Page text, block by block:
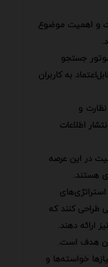
و اهمیت موضوع
جستجو
به کاربران
و
اطلاعات
در این عرصه
هستند.
طراحی کنند که
ارائه دهند.
هدف است.
خواسته‌ها و